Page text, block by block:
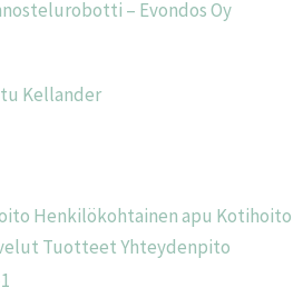
– Evondos Oy
Kellander
Henkilökohtainen apu Kotihoito
TuotteetYhteydenpito